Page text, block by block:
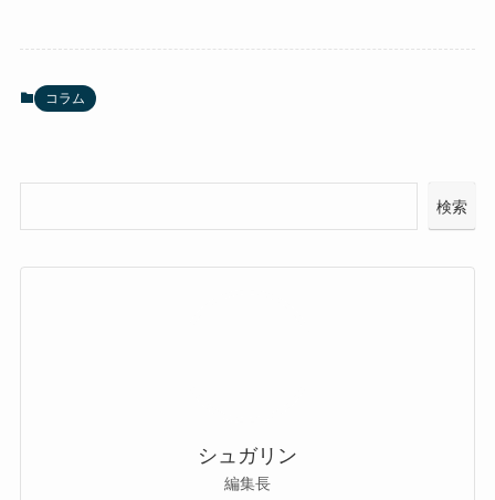
コラム
検索
シュガリン
編集長